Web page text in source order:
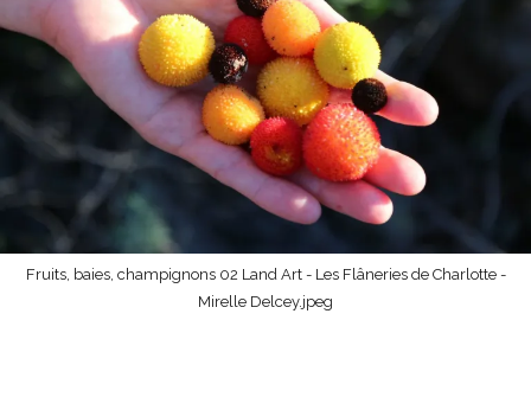
Fruits, baies, champignons 02 Land Art - Les Flâneries de Charlotte -
Mirelle Delcey.jpeg